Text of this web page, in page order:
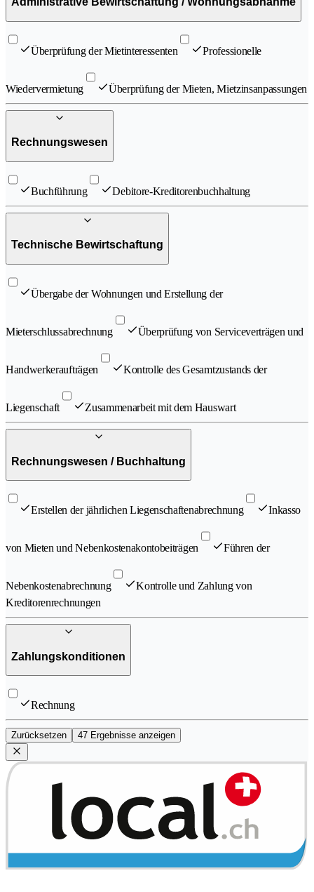
Überprüfung der Mietinteressenten Professionelle
Wiedervermietung Überprüfung der Mieten, Mietzinsanpassungen
Rechnungswesen
Buchführung Debitore-Kreditorenbuchhaltung
Technische Bewirtschaftung
Übergabe der Wohnungen und Erstellung der
Mieterschlussabrechnung Überprüfung von Serviceverträgen und
Handwerkeraufträgen Kontrolle des Gesamtzustands der
Liegenschaft Zusammenarbeit mit dem Hauswart
Rechnungswesen / Buchhaltung
Erstellen der jährlichen Liegenschaftenabrechnung Inkasso
von Mieten und Nebenkostenakontobeiträgen Führen der
Nebenkostenabrechnung
Kontrolle und Zahlung von
Kreditorenrechnungen
Zahlungskonditionen
Rechnung
Zurücksetzen 47 Ergebnisse anzeigen